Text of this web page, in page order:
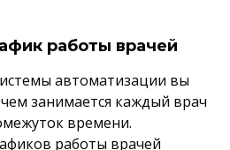
работы врачей
автоматизации вы
занимается каждый врач
времени.
работы врачей